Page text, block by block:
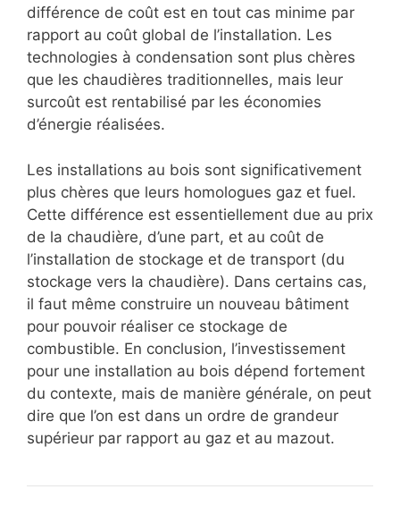
différence de coût est en tout cas minime par
rapport au coût global de l’installation. Les
technologies à condensation sont plus chères
que les chaudières traditionnelles, mais leur
surcoût est rentabilisé par les économies
d’énergie réalisées.
Les installations au bois sont significativement
plus chères que leurs homologues gaz et fuel.
Cette différence est essentiellement due au prix
de la chaudière, d’une part, et au coût de
l’installation de stockage et de transport (du
stockage vers la chaudière). Dans certains cas,
il faut même construire un nouveau bâtiment
pour pouvoir réaliser ce stockage de
combustible. En conclusion, l’investissement
pour une installation au bois dépend fortement
du contexte, mais de manière générale, on peut
dire que l’on est dans un ordre de grandeur
supérieur par rapport au gaz et au mazout.